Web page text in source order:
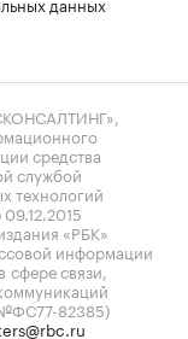
средства
службой
технологий
«РБК»
информации
связи,
82385)